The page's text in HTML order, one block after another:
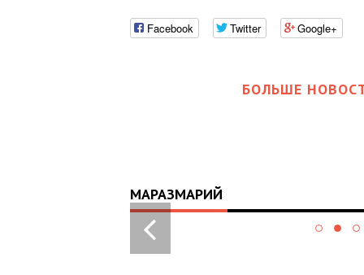
Facebook Twitter Google+
БОЛЬШЕ
МАРАЗМАРИЙ